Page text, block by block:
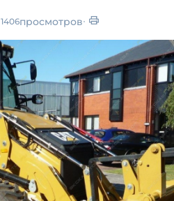
1406просмотров